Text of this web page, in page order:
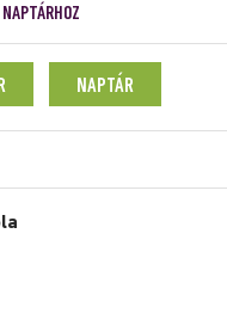
NAPTÁR